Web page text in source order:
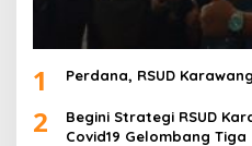
1 Perdana, RSUD
2
Begini Strategi RSUD
Covid19 Gelombang Tiga